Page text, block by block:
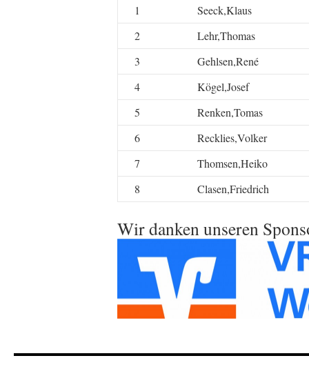
1
Seeck,Klaus
2
Lehr,Thomas
3
Gehlsen,René
4
Kögel,Josef
5
Renken,Tomas
6
Recklies,Volker
7
Thomsen,Heiko
8
Clasen,Friedrich
Wir danken unseren